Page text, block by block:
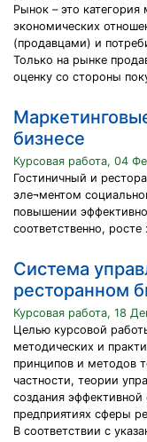
Рынок – это категория
экономических
(продавцами) и
Только на рынке
оценку со стороны
бизнесе
Курсовая работа, 04
Гостиничный и
эле¬ментом
повышении
соответственно,
Система
ресторанном
Курсовая работа, 18
Целью курсовой
методических и
принципов и методов
частности, теории
создания
предприятиях сферы
В соответствии с